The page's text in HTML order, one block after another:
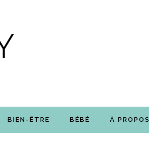
BIEN-ÊTRE BÉBÉ À PROPOS